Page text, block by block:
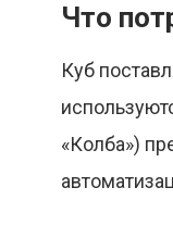
Что
Куб
«Колба»)